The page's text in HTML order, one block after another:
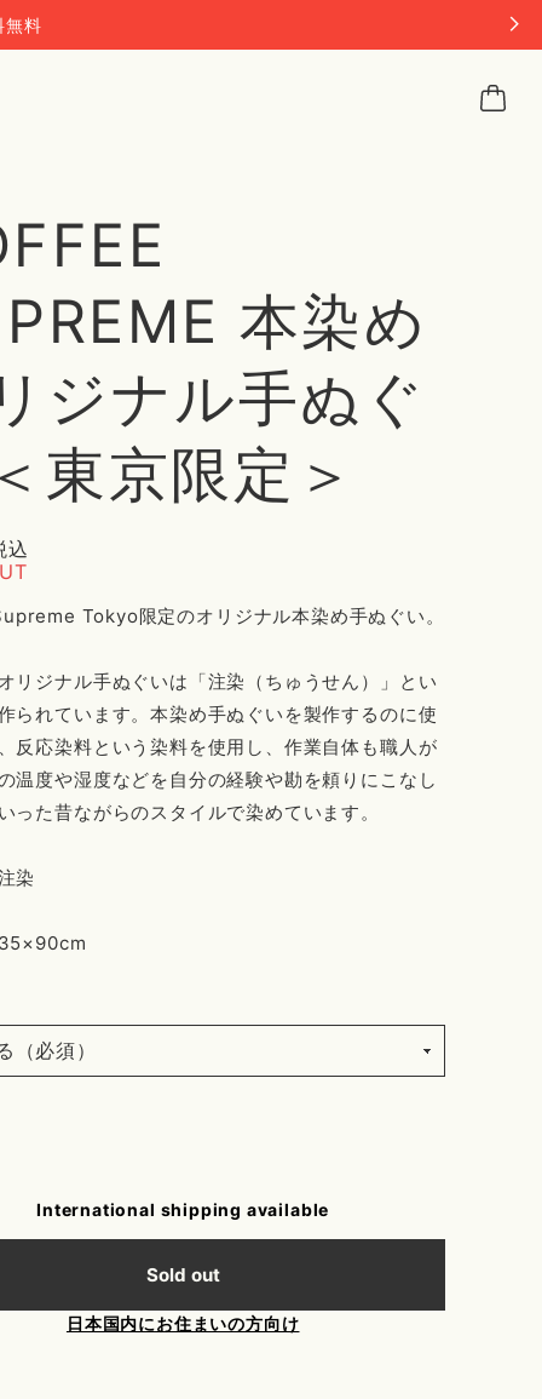
料
本染め
ジナル手ぬぐ
東京限定＞
込
Tokyo限定のオリジナル本染め手ぬぐい。
リジナル手ぬぐいは「注染（ちゅうせん）」とい
られています。本染め手ぬぐいを製作するのに使
反応染料という染料を使用し、作業自体も職人が
温度や湿度などを自分の経験や勘を頼りにこなし
った昔ながらのスタイルで染めています。
染
International shipping available
Sold out
日本国内にお住まいの方向け